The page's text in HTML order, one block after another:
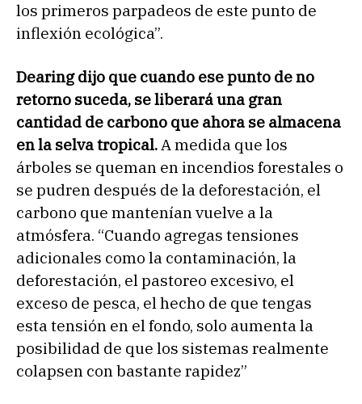
los primeros parpadeos de este punto de
inflexión ecológica”.
Dearing dijo que cuando ese punto de no
retorno suceda, se liberará una gran
cantidad de carbono que ahora se almacena
en la selva tropical.A medida que los
árboles se queman en incendios forestales o
se pudren después de la deforestación, el
carbono que mantenían vuelve a la
atmósfera. “Cuando agregas tensiones
adicionales como la contaminación, la
deforestación, el pastoreo excesivo, el
exceso de pesca, el hecho de que tengas
esta tensión en el fondo, solo aumenta la
posibilidad de que los sistemas realmente
colapsen con bastante rapidez”